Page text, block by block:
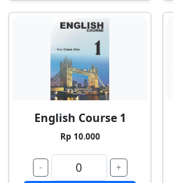
English Course 1
Rp 10.000
-
+